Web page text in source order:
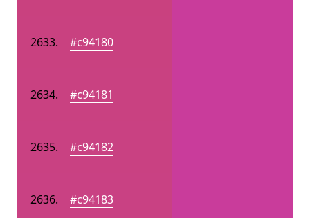
#c94180
#c94181
#c94182
#c94183